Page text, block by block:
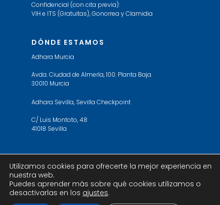
Confidencial (con cita previa):
VIH e ITS (Gratuitas), Gonorrea y Clamidia
DÓNDE ESTAMOS
Adhara Murcia
Avda. Ciudad de Almería, 100. Planta Baja.
30010 Murcia
Adhara Sevilla, Sevilla Checkpoint
C/ Luis Montoto, 48
41018 Sevilla
© 2019 Adhara Sevilla. All Rights Reserved. Web
design byericbe
Utilizamos cookies para ofrecerte la mejor experiencia en
nuestra web.
Puedes aprender más sobre qué cookies utilizamos o
desactivarlas en los ajustes.